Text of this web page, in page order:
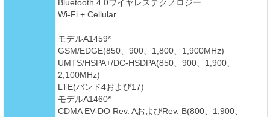
Bluetooth 4.0ワイヤレステクノロジー
Wi-Fi + Cellular
モデルA1459*
GSM/EDGE(850、900、1,800、1,900MHz)
UMTS/HSPA+/DC-HSDPA(850、900、1,900、
2,100MHz)
LTE(バンド4および17)
モデルA1460*
CDMA EV-DO Rev. AおよびRev. B(800、1,900、